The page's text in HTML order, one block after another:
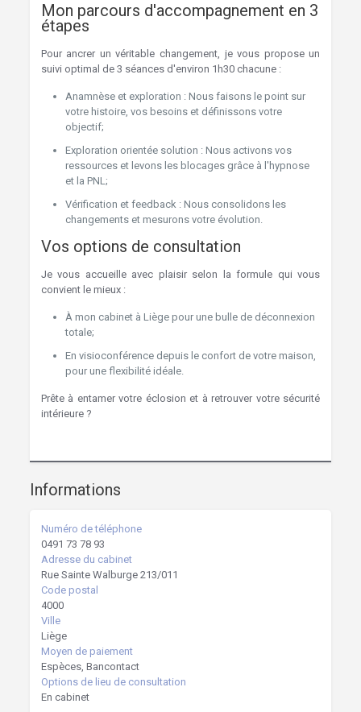
Mon parcours d'accompagnement en 3
étapes
Pour ancrer un véritable changement, je vous propose un
suivi optimal de 3 séances d'environ 1h30 chacune :
Anamnèse et exploration : Nous faisons le point sur
votre histoire, vos besoins et définissons votre
objectif;
Exploration orientée solution : Nous activons vos
ressources et levons les blocages grâce à l'hypnose
et la PNL;
Vérification et feedback : Nous consolidons les
changements et mesurons votre évolution.
Vos options de consultation
Je vous accueille avec plaisir selon la formule qui vous
convient le mieux :
À mon cabinet à Liège pour une bulle de déconnexion
totale;
En visioconférence depuis le confort de votre maison,
pour une flexibilité idéale.
Prête à entamer votre éclosion et à retrouver votre sécurité
intérieure ?
Informations
Numéro de téléphone
0491 73 78 93
Adresse du cabinet
Rue Sainte Walburge 213/011
Code postal
4000
Ville
Liège
Moyen de paiement
Espèces, Bancontact
Options de lieu de consultation
En cabinet